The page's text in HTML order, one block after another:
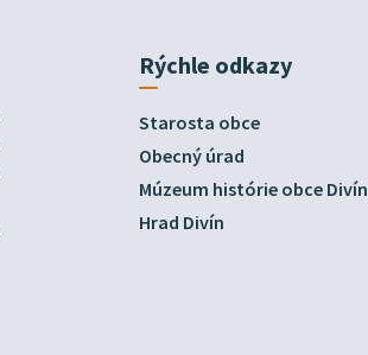
Rýchle odkazy
Starosta obce
Obecný úrad
Múzeum histórie obce Divín
Hrad Divín